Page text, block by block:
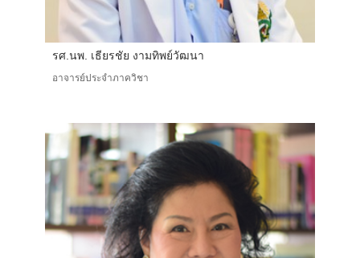
รศ.นพ. เธียรชัย งามทิพย์วัฒนา
อาจารย์ประจำภาควิชา